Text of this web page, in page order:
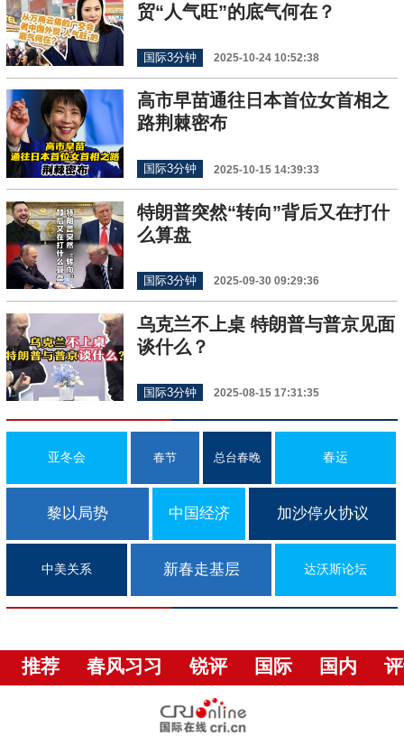
贸“人气旺”的底气何在？
国际3分钟 2025-10-24 10:52:38
高市早苗通往日本首位女首相之
路荆棘密布
国际3分钟 2025-10-15 14:39:33
特朗普突然“转向”背后又在打什
么算盘
国际3分钟 2025-09-30 09:29:36
乌克兰不上桌 特朗普与普京见面
谈什么？
国际3分钟 2025-08-15 17:31:35
亚冬会 春节 总台春晚 春运
黎以局势 中国经济 加沙停火协议
中美关系 新春走基层 达沃斯论坛
推荐 春风习习 锐评 国际 国内